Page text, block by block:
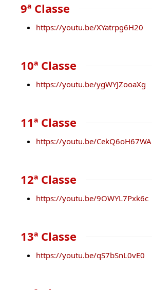
9ª Classe
https://youtu.be/XYatrpg6H20
10ª Classe
https://youtu.be/ygWYJZooaXg
11ª Classe
https://youtu.be/CekQ6oH67WA
12ª Classe
https://youtu.be/9OWYL7Pxk6c
13ª Classe
https://youtu.be/qS7bSnL0vE0